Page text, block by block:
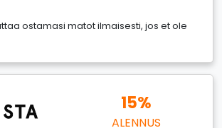
ostamasi matot ilmaisesti, jos et ole
15%
ALENNUS